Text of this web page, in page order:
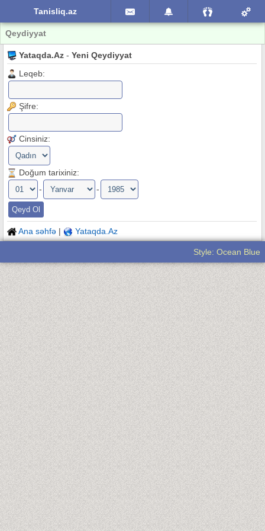
Tanisliq.az
Qeydiyyat
Yataqda.Az - Yeni Qeydiyyat
Leqeb:
Şifre:
Cinsiniz:
Doğum tarixiniz:
-
-
Ana səhfə | Yataqda.Az
Style: Ocean Blue